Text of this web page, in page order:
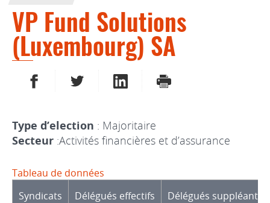
VP Fund Solutions
(Luxembourg) SA
PARTAGER SUR FACEBOOK
PARTAGER SUR TWITTER
PARTAGER SUR LINKEDIN
IMPRIMER
Type d’election : Majoritaire
Secteur :Activités financières et d’assurance
Tableau de données
Syndicats
Délégués effectifs Délégués suppléants